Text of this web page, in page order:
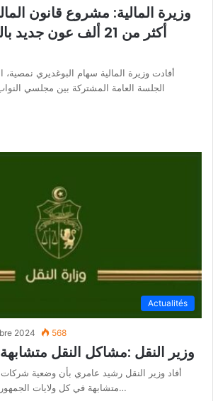
وزيرة المالية: مشروع قانون
أكثر من 21 ألف عون
أفادت وزيرة المالية سهام البوغديري نمصية،
الجلسة العامة المشتركة بين مجلسي النواب
Actualités
2024 568
وزير النقل :مشاكل النقل
أفاد وزير النقل رشيد عامري بأن وضعية شركات
متشابهة في كل ولايات الجمهورية مضيفا خلال زيارة غير…